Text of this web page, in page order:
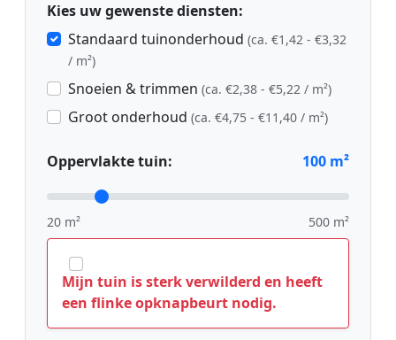
Kies uw gewenste diensten:
Standaard tuinonderhoud (ca. €1,42 - €3,32
/ m²)
Snoeien & trimmen (ca. €2,38 - €5,22 / m²)
Groot onderhoud (ca. €4,75 - €11,40 / m²)
Oppervlakte tuin: 100 m²
20 m² 500 m²
Mijn tuin is sterk verwilderd en heeft
een flinke opknapbeurt nodig.